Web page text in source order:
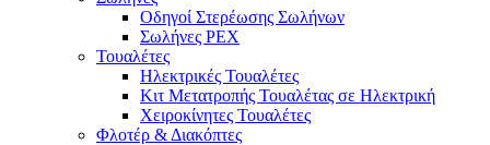
Οδηγοί Στερέωσης Σωλήνων
Σωλήνες PEX
Τουαλέτες
Ηλεκτρικές Τουαλέτες
Κιτ Μετατροπής Τουαλέτας σε Ηλεκτρική
Χειροκίνητες Τουαλέτες
Φλοτέρ & Διακόπτες